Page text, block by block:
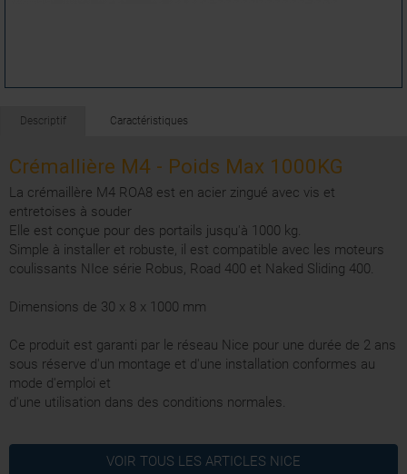
Descriptif Caractéristiques
Crémallière M4 - Poids Max 1000KG
La crémaillère M4 ROA8 est en acier zingué avec vis et
entretoises à souder
Elle est conçue pour des portails jusqu'à 1000 kg.
Simple à installer et robuste, il est compatible avec les moteurs
coulissants NIce série Robus, Road 400 et Naked Sliding 400.
Dimensions de 30 x 8 x 1000 mm
Ce produit est garanti par le réseau Nice pour une durée de 2 ans
sous réserve d'un montage et d'une installation conformes au
mode d'emploi et
d'une utilisation dans des conditions normales.
VOIR TOUS LES ARTICLES NICE